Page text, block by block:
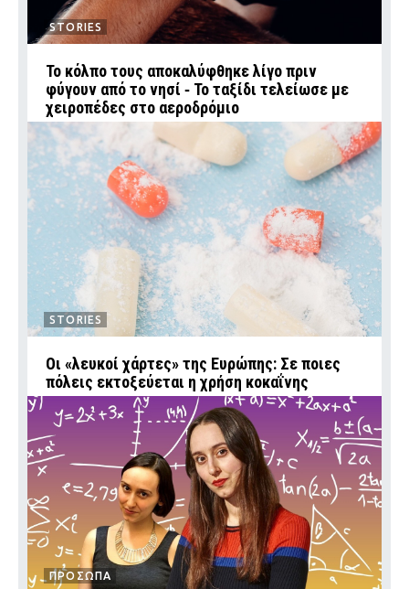
STORIES
Το κόλπο τους αποκαλύφθηκε λίγο πριν
φύγουν από το νησί ‑ Το ταξίδι τελείωσε με
χειροπέδες στο αεροδρόμιο
STORIES
Οι «λευκοί χάρτες» της Ευρώπης: Σε ποιες
πόλεις εκτοξεύεται η χρήση κοκαΐνης
ΠΡΟΣΩΠΑ